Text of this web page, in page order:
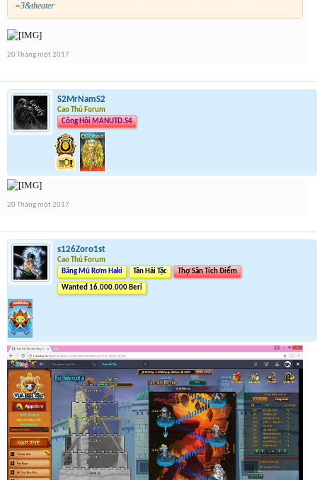
=3&theater
20 Tháng một 2017
S2MrNamS2
Cao Thủ Forum
Công Hội MANUTD.S4
20 Tháng một 2017
s126Zoro1st
Cao Thủ Forum
Băng Mũ Rơm Haki
Tân Hải Tặc Thợ Săn Tích Điểm
Wanted 16.000.000 Beri